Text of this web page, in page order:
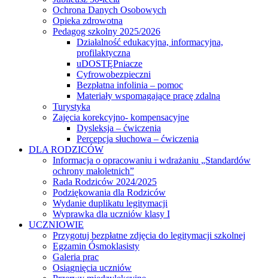
Ochrona Danych Osobowych
Opieka zdrowotna
Pedagog szkolny 2025/2026
Działalność edukacyjna, informacyjna,
profilaktyczna
uDOSTĘPniacze
Cyfrowobezpieczni
Bezpłatna infolinia – pomoc
Materiały wspomagające pracę zdalną
Turystyka
Zajęcia korekcyjno- kompensacyjne
Dysleksja – ćwiczenia
Percepcja słuchowa – ćwiczenia
DLA RODZICÓW
Informacja o opracowaniu i wdrażaniu „Standardów
ochrony małoletnich”
Rada Rodziców 2024/2025
Podziękowania dla Rodziców
Wydanie duplikatu legitymacji
Wyprawka dla uczniów klasy I
UCZNIOWIE
Przygotuj bezpłatne zdjęcia do legitymacji szkolnej
Egzamin Ósmoklasisty
Galeria prac
Osiągnięcia uczniów